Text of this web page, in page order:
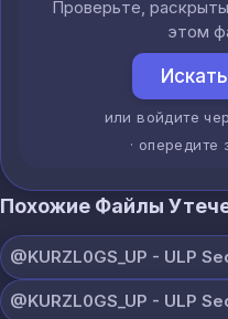
Проверьте,
этом
или войдите
·
Похожие Файлы